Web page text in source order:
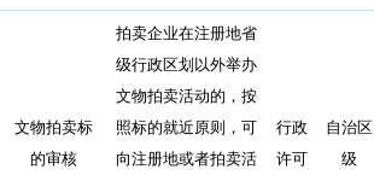
文物拍卖标
的审核
拍卖企业在注册地省
级行政区划以外举办
文物拍卖活动的，按
照标的就近原则，可
向注册地或者拍卖活
行政
许可
自治区
级